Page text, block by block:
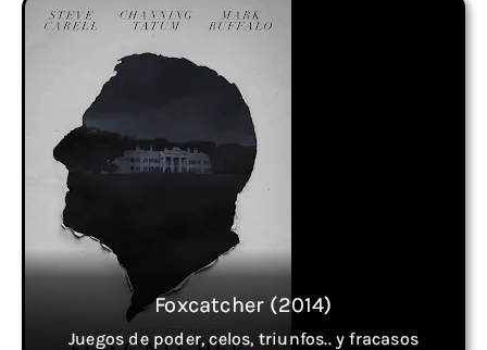
Foxcatcher (2014)
Juegos de poder, celos, triunfos.. y fracasos